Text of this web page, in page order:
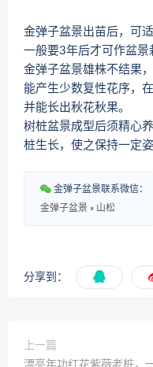
金弹子盆景出苗后，可
一般要3年后才可作盆景
金弹子盆景雄株不结果
能产生少数复性花序，
并能长出秋花秋果。
树桩盆景成型后须精心
桩生长，使之保持一定
金弹子盆景联系微信：
金弹子盆景 » 山松
分享到：
上一篇
漂亮年功红花紫薇老桩，